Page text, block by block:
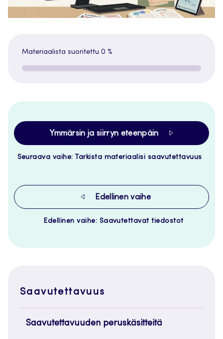
Materiaalista suoritettu 0 %
Ymmärsin ja siirryn eteenpäin
Seuraava vaihe: Tarkista materiaalisi saavutettavuus
Edellinen vaihe
Edellinen vaihe: Saavutettavat tiedostot
Saavutettavuus
Saavutettavuuden peruskäsitteitä